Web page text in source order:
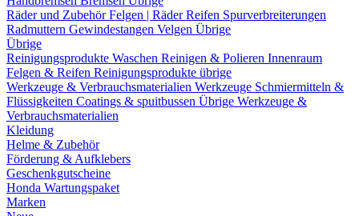
Räder und ZubehörFelgen | RäderReifen Spurverbreiterungen
Radmuttern Gewindestangen Velgen Übrige
Übrige
Reinigungsprodukte Waschen Reinigen & Polieren Innenraum
Felgen & Reifen Reinigungsprodukte übrige
Werkzeuge & Verbrauchsmaterialien Werkzeuge Schmiermitteln &
Flüssigkeiten Coatings & spuitbussen Übrige Werkzeuge &
Verbrauchsmaterialien
Kleidung
Helme & Zubehör
Förderung & Aufklebers
Geschenkgutscheine
Honda Wartungspaket
Marken